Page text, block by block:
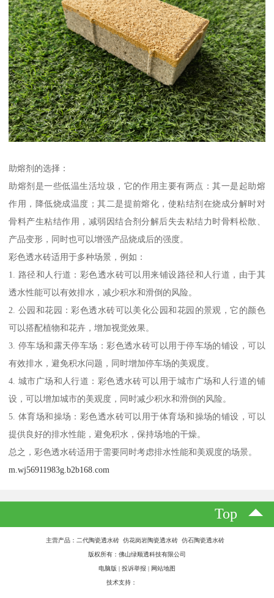
助熔剂的选择：
助熔剂是一些低温生活垃圾，它的作用主要有两点：其一是起助熔
作用，降低烧成温度；其二是提前熔化，使粘结剂在烧成分解时对
骨料产生粘结作用，减弱因结合剂分解后失去粘结力时骨料松散、
产品变形，同时也可以增强产品烧成后的强度。
彩色透水砖适用于多种场景，例如：
1. 路径和人行道：彩色透水砖可以用来铺设路径和人行道，由于其
透水性能可以有效排水，减少积水和滑倒的风险。
2. 公园和花园：彩色透水砖可以美化公园和花园的景观，它的颜色
可以搭配植物和花卉，增加视觉效果。
3. 停车场和露天停车场：彩色透水砖可以用于停车场的铺设，可以
有效排水，避免积水问题，同时增加停车场的美观度。
4. 城市广场和人行道：彩色透水砖可以用于城市广场和人行道的铺
设，可以增加城市的美观度，同时减少积水和滑倒的风险。
5. 体育场和操场：彩色透水砖可以用于体育场和操场的铺设，可以
提供良好的排水性能，避免积水，保持场地的干燥。
总之，彩色透水砖适用于需要同时考虑排水性能和美观度的场景。
m.wj56911983g.b2b168.com
Top
主营产品：二代陶瓷透水砖 仿花岗岩陶瓷透水砖 仿石陶瓷透水砖
版权所有：佛山绿顺透科技有限公司
电脑版 | 投诉举报 | 网站地图
技术支持：